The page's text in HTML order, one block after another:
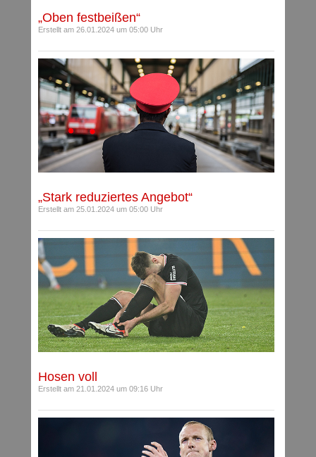
„Oben festbeißen“
Erstellt am 26.01.2024 um 05:00 Uhr
„Stark reduziertes Angebot“
Erstellt am 25.01.2024 um 05:00 Uhr
Hosen voll
Erstellt am 21.01.2024 um 09:16 Uhr